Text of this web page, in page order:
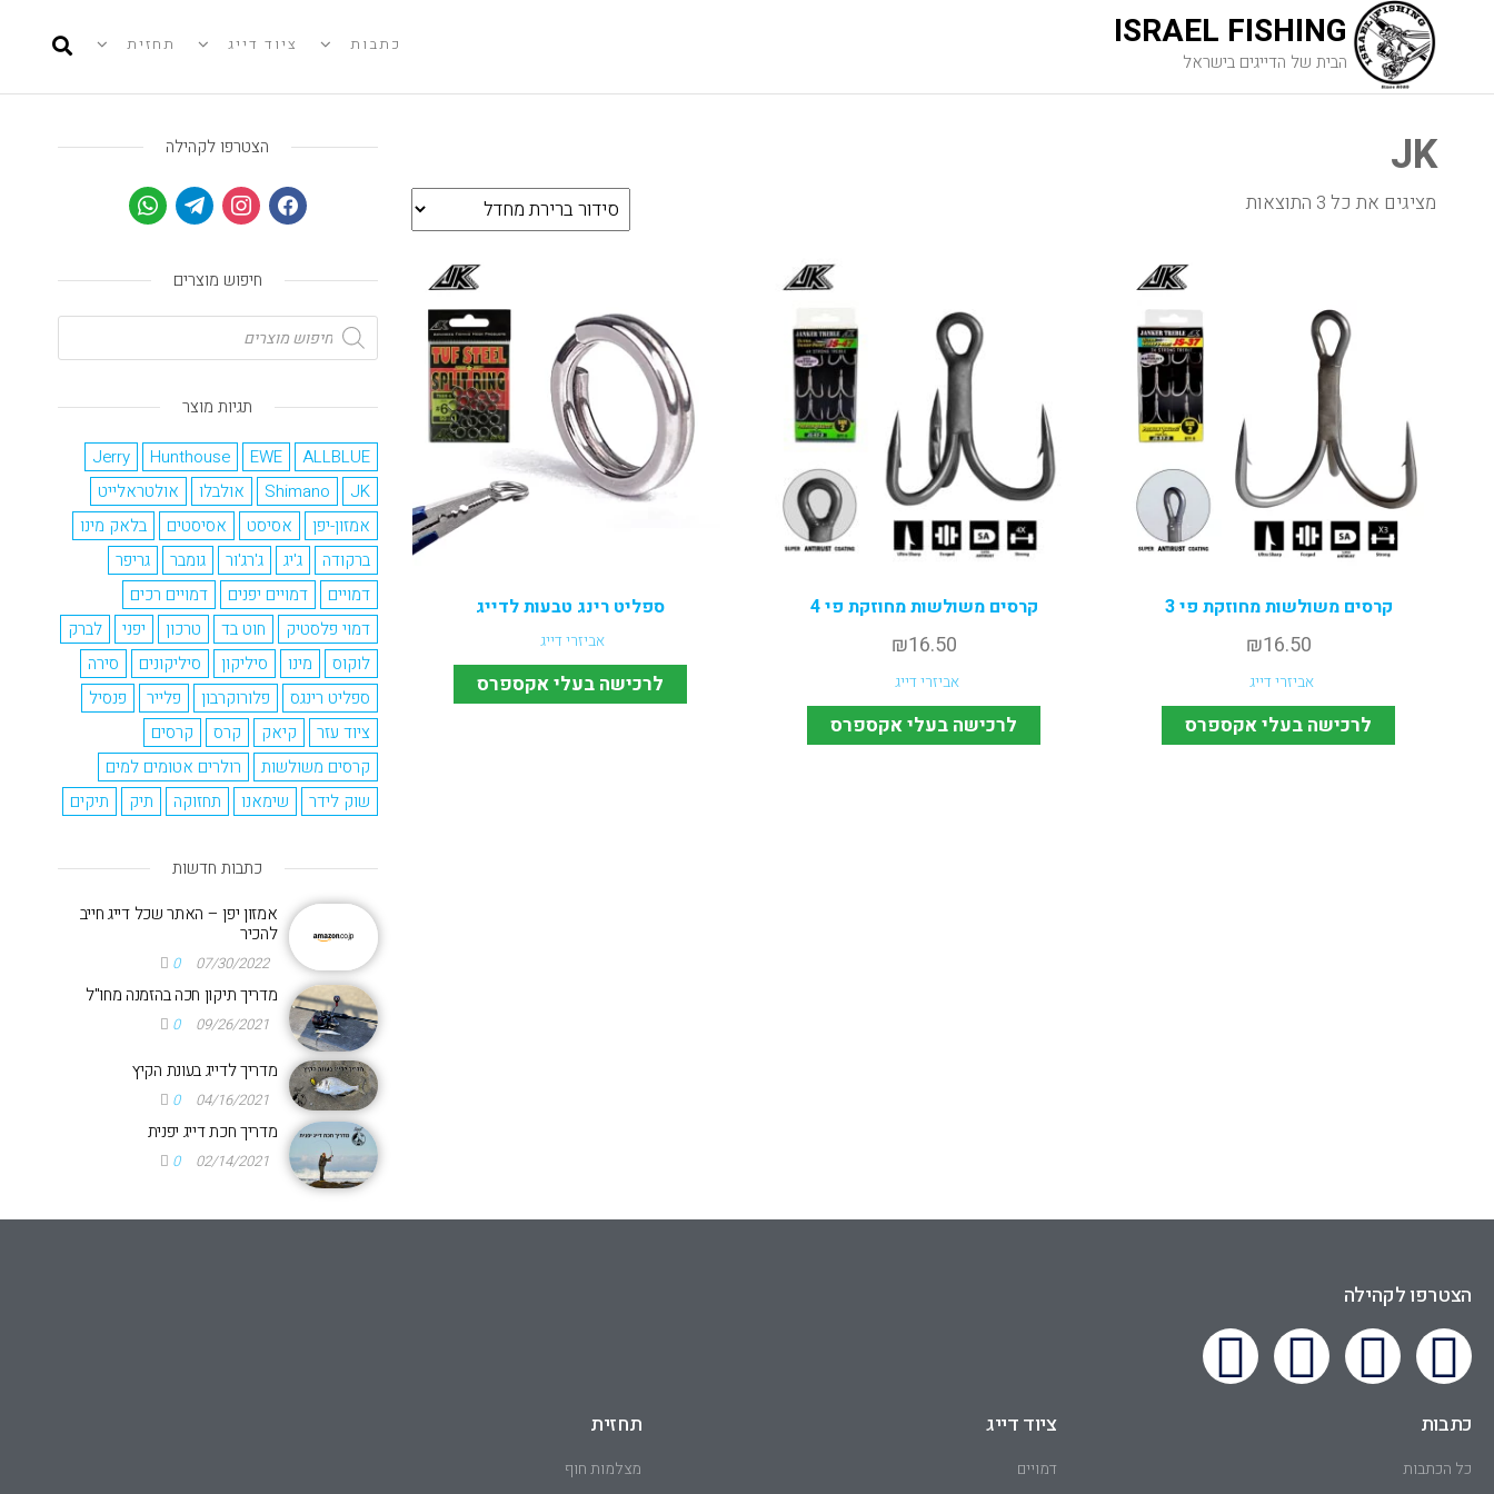
ISRAEL FISHING
הבית של הדייגים בישראל
תחזית ציוד דייג כתבות
JK
מציגים את כל ⁦3⁩ התוצאות
קרסים משולשות מחוזקת פי 3
₪16.50
אביזרי דייג
לרכישה בעלי אקספרס
קרסים משולשות מחוזקת פי 4
₪16.50
אביזרי דייג
לרכישה בעלי אקספרס
ספליט רינג טבעות לדייג
אביזרי דייג
לרכישה בעלי אקספרס
הצטרפו לקהילה
חיפוש מוצרים
תגיות מוצר
ALLBLUE
EWE
Hunthouse
Jerry
JK
Shimano אולבלו
אולטראלייט
אמזון-יפן
אסיסט אסיסטים
בלאק מינו
ברקודה
ג'יג ג'רג'ור גומבר
גריפר
דמויים
דמויים יפנים
דמויים רכים
דמוי פלסטיק
חוט בד טרכון יפני
לברק
לוקוס
מינו סיליקון סיליקונים
סירה
ספליט רינגס
פלורוקרבון פלייר
פנסיל
ציוד עזר
קיאק קרס
קרסים
קרסים משולשות
רולרים אטומים למים
שוק לידר
שימאנו תחזוקה תיק תיקים
כתבות חדשות
אמזון יפן – האתר שכל דייג חייב
להכיר
07/30/2022
0
מדריך תיקון חכה בהזמנה מחו"ל
09/26/2021
0
מדריך לדייג בעונת הקיץ
04/16/2021
0
מדריך חכת דייג יפנית
02/14/2021
0
הצטרפו לקהילה
כתבות
כל הכתבות
ציוד דייג
דמויים
תחזית
מצלמות חוף